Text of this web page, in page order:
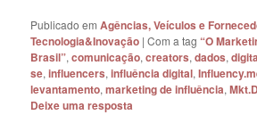
Publicado em Agências, Veículos e
Tecnologia&Inovação |Com a tag“O
Brasil”,comunicação,creators,dados,
se,influencers,influência digital,
levantamento,marketing de influência,
Deixe uma resposta